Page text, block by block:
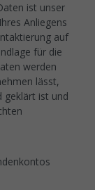
ist unser
Anliegens
auf
für die
werden
lässt,
geklärt ist und